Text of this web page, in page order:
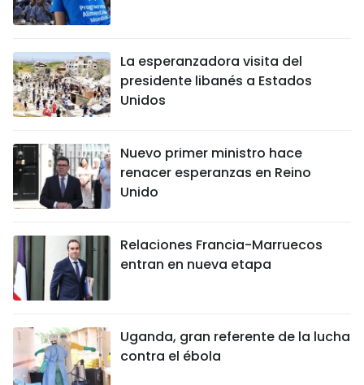
La esperanzadora visita del
presidente libanés a Estados
Unidos
Nuevo primer ministro hace
renacer esperanzas en Reino
Unido
Relaciones Francia-Marruecos
entran en nueva etapa
Uganda, gran referente de la lucha
contra el ébola